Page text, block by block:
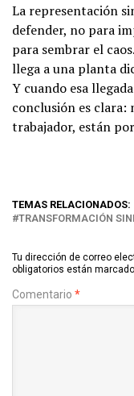
La representación
defender, no para
para sembrar el
llega a una planta
Y cuando esa
conclusión es clara:
trabajador, están
TEMAS RELACIONADOS:
TRANSFORMACIÓN
Tu dirección de correo
obligatorios están
Comentario *